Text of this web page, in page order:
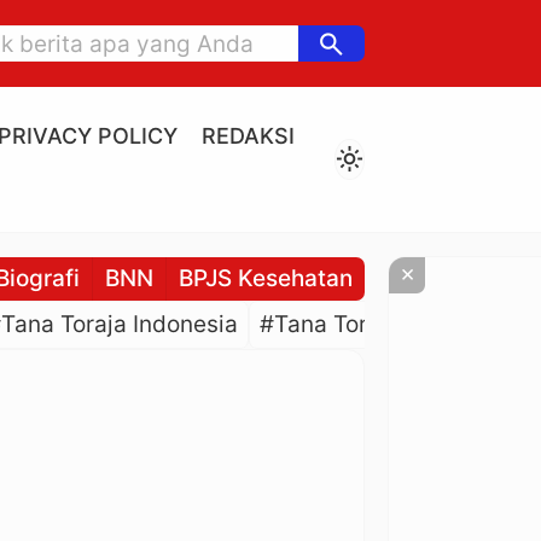
search
PRIVACY POLICY
REDAKSI
light_mode
BNN BPJS Kesehatan BPJS
Toraja Indonesia #Tana Toraja Culture
×